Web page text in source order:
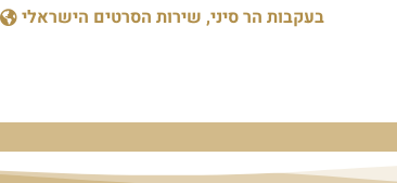
בעקבות הר סיני, שירות הסרטים הישראלי